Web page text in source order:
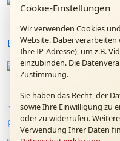
01.07.2026
Benedikt XVI. Forum in
28.06.2026
"Kardinal Ratzinger als
persönliche Erinnerungen"
Cookie-Einstellungen
Wir verwenden Cookies
Website. Dabei
Ihre IP-Adresse), um z.B.
einzubinden. Die
Zustimmung.
Sie haben das Recht, der
sowie Ihre Einwilligung zu
oder zu widerrufen.
Verwendung Ihrer Daten